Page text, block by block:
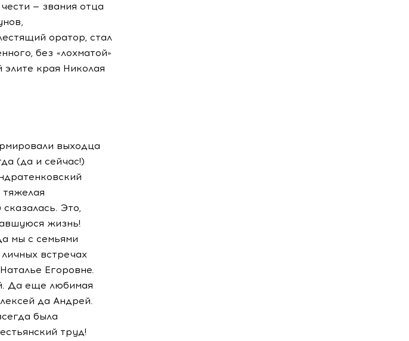
— звания отца
оратор, стал
без «лохматой»
элите края Николая
выходца
(да и сейчас!)
Это,
жизнь!
мы с семьями
встречах
Егоровне.
Да еще любимая
да Андрей.
была
труд!